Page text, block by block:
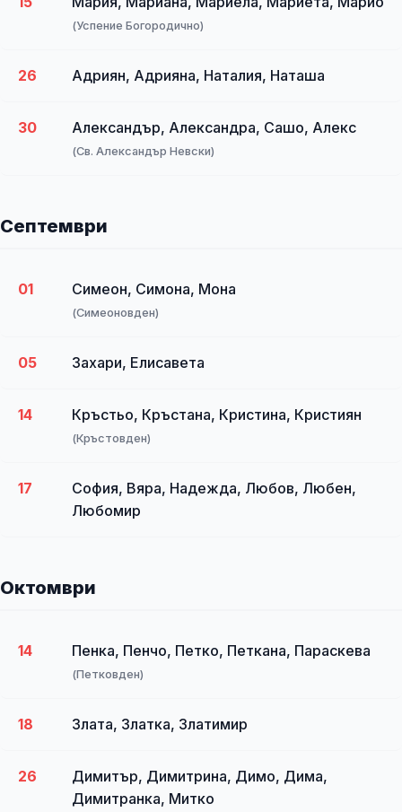
(Успение Богородично)
26 Адриян, Адрияна, Наталия, Наташа
30 Александър, Александра, Сашо, Алекс
(Св. Александър Невски)
Септември
01 Симеон, Симона, Мона
(Симеоновден)
05 Захари, Елисавета
14 Кръстьо, Кръстана, Кристина, Кристиян
(Кръстовден)
17
София, Вяра, Надежда, Любов, Любен,
Любомир
Октомври
14 Пенка, Пенчо, Петко, Петкана, Параскева
(Петковден)
18 Злата, Златка, Златимир
26
Димитър, Димитрина, Димо, Дима,
Димитранка, Митко